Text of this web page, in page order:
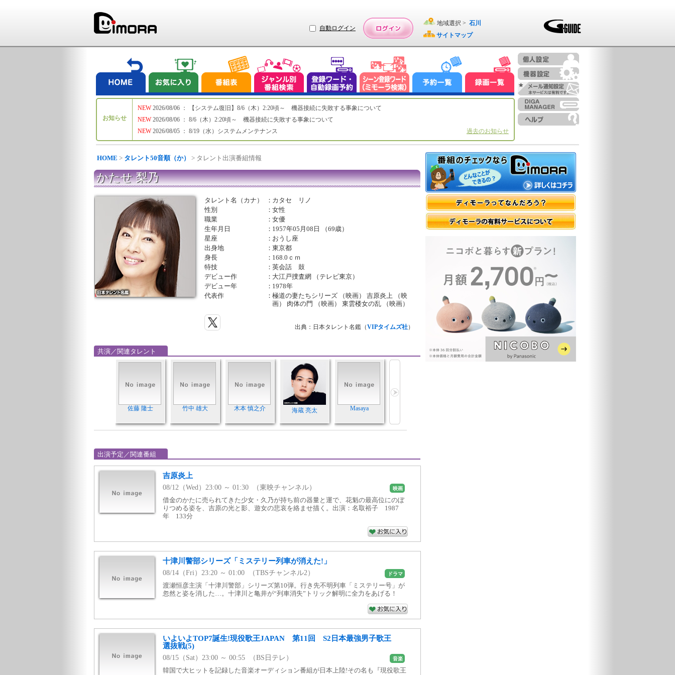
自動ログイン
地域選択 > 石川
サイトマップ
お知らせ
NEW
NEW
NEW
2026/08/06 ： 【システム復旧】8/6（木）2:20頃～ 機器接続に失敗する事象について
2026/08/06 ： 8/6（木）2:20頃～ 機器接続に失敗する事象について
2026/08/05 ： 8/19（水）システムメンテナンス
過去のお知らせ
HOME > タレント50音順（か） > タレント出演番組情報
かたせ 梨乃
タレント名（カナ） ： カタセ リノ
性別
：女性
職業
：女優
生年月日
： 1957年05月08日 （69歳）
星座
： おうし座
出身地
：東京都
身長
： 168.0ｃｍ
特技
：英会話 鼓
デビュー作
： 大江戸捜査網 （テレビ東京）
デビュー年
： 1978年
代表作
：極道の妻たちシリーズ （映画） 吉原炎上 （映
画） 肉体の門 （映画） 東雲楼女の乱 （映画）
出典：日本タレント名鑑（VIPタイムズ社）
共演／関連タレント
佐藤 隆士 竹中 雄大 木本 慎之介 海蔵 亮太 Masaya
出演予定／関連番組
吉原炎上
08/12（Wed）23:00 ～ 01:30 （東映チャンネル） 映画
借金のかたに売られてきた少女・久乃が持ち前の器量と運で、花魁の最高位にのぼ
りつめる姿を、吉原の光と影、遊女の悲哀を絡ませ描く。出演：名取裕子 1987
年 133分
十津川警部シリーズ「ミステリー列車が消えた!」
08/14（Fri）23:20 ～ 01:00 （TBSチャンネル2） ドラマ
渡瀬恒彦主演「十津川警部」シリーズ第10弾。行き先不明列車「ミステリー号」が
忽然と姿を消した…。十津川と亀井が“列車消失”トリック解明に全力をあげる！
いよいよTOP7誕生!現役歌王JAPAN 第11回 S2日本最強男子歌王
選抜戦(5)
08/15（Sat）23:00 ～ 00:55 （BS日テレ） 音楽
韓国で大ヒットを記録した音楽オーディション番組が日本上陸!その名も『現役歌王